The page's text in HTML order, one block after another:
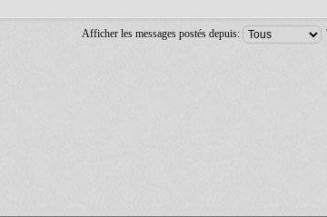
Afficher les messages postés depuis: